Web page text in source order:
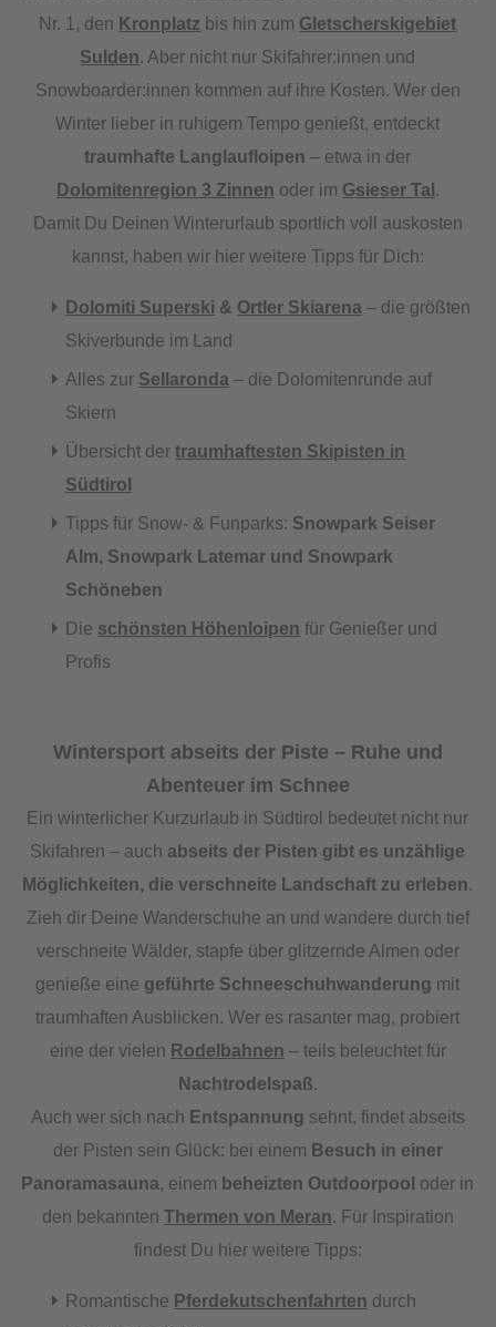
Nr. 1, den Kronplatz bis hin zum Gletscherskigebiet
Sulden. Aber nicht nur Skifahrer:innen und
Snowboarder:innen kommen auf ihre Kosten. Wer den
Winter lieber in ruhigem Tempo genießt, entdeckt
traumhafte Langlaufloipen – etwa in der
Dolomitenregion 3 Zinnen oder im Gsieser Tal .
Damit Du Deinen Winterurlaub sportlich voll auskosten
kannst, haben wir hier weitere Tipps für Dich:
Dolomiti Superski & Ortler Skiarena – die größten
Skiverbunde im Land
Alles zur Sellaronda – die Dolomitenrunde auf
Skiern
Übersicht dertraumhaftesten Skipisten in
Südtirol
Tipps für Snow- & Funparks: Snowpark Seiser
Alm, Snowpark Latemar und Snowpark
Schöneben
Die schönsten Höhenloipen für Genießer und
Profis
Wintersport abseits der Piste – Ruhe und
Abenteuer im Schnee
Ein winterlicher Kurzurlaub in Südtirol bedeutet nicht nur
Skifahren – auch abseits der Pisten gibt es unzählige
Möglichkeiten, die verschneite Landschaft zu erleben.
Zieh dir Deine Wanderschuhe an und wandere durch tief
verschneite Wälder, stapfe über glitzernde Almen oder
genieße eine geführte Schneeschuhwanderung mit
traumhaften Ausblicken. Wer es rasanter mag, probiert
eine der vielen Rodelbahnen – teils beleuchtet für
Nachtrodelspaß.
Auch wer sich nach Entspannung sehnt, findet abseits
der Pisten sein Glück: bei einem Besuch in einer
Panoramasauna, einem beheizten Outdoorpool oder in
den bekannten Thermen von Meran. Für Inspiration
findest Du hier weitere Tipps:
Romantische Pferdekutschenfahrten durch